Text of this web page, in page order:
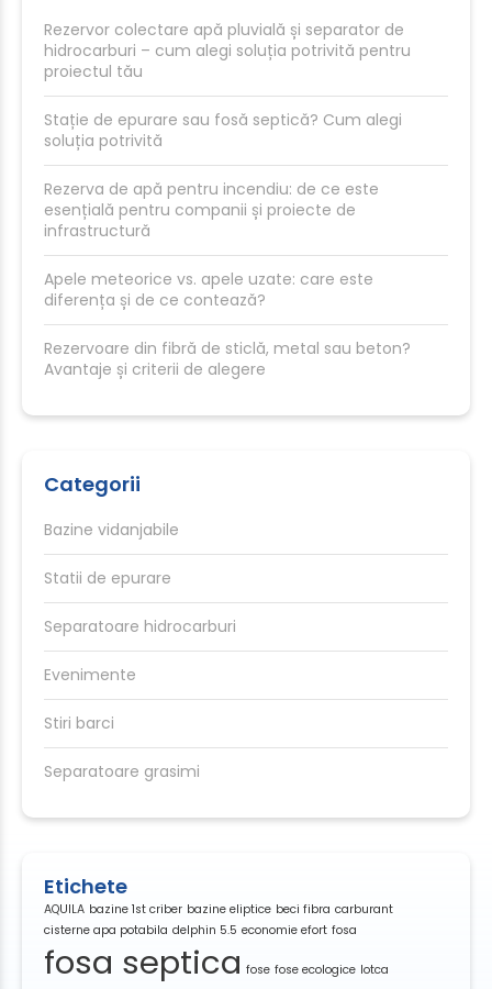
Rezervor colectare apă pluvială și separator de
hidrocarburi – cum alegi soluția potrivită pentru
proiectul tău
Stație de epurare sau fosă septică? Cum alegi
soluția potrivită
Rezerva de apă pentru incendiu: de ce este
esențială pentru companii și proiecte de
infrastructură
Apele meteorice vs. apele uzate: care este
diferența și de ce contează?
Rezervoare din fibră de sticlă, metal sau beton?
Avantaje și criterii de alegere
Categorii
Bazine vidanjabile
Statii de epurare
Separatoare hidrocarburi
Evenimente
Stiri barci
Separatoare grasimi
Etichete
AQUILA bazine 1st criber bazine eliptice beci fibra carburant
cisterne apa potabila delphin 5.5 economie efort fosa
fosa septica fose fose ecologice lotca